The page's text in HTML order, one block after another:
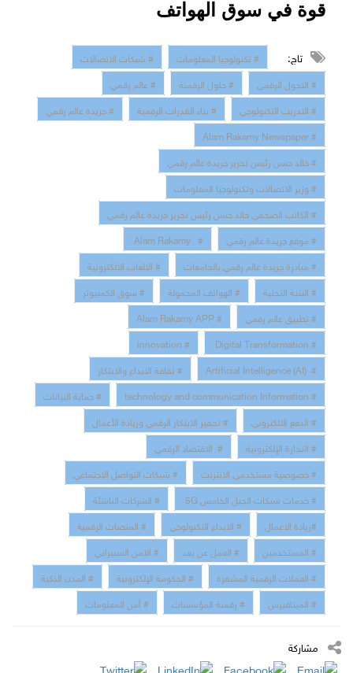
قوة في سوق الهواتف
تاج: # تكنولوجيا المعلومات
# شبكات الاتصالات
# التحول الرقمي
# حلول الرقمنة
# عالم رقمي
# التدريب التكنولوجي
# بناء القدرات الرقمية
# جريدة عالم رقمي
# Alam Rakamy Newspaper
# خالد حسن رئيس تحرير جريدة عالم رقمي
# وزير الاتصالات وتكنولوجيا المعلومات
# الكاتب الصحفي خالد حسن رئيس تحرير جريدة عالم رقمي
# موقع جريدة عالم رقمي
# Alam Rakamy
# مبادرة جريدة عالم رقمي بالجامعات
# الالعاب الالكترونية
# البنية التحتية
# الهواتف المحمولة
# سوق الكمبيوتر
# تطبيق عالم رقمي
# Alam Rakamy APP
# Digital Transformation
# innovation
# Artificial Intelligence (AI)
# ثقافة الابداع والابتكار
# technology and communication Information
# حماية البيانات
# الدفع الالكتروني
# تحفيز الابتكار الرقمي وريادة الأعمال
# التجارة الإلكترونية
# الاقتصاد الرقمي
# خصوصية مستخدمى الانترنت
# شبكات التواصل الاجتماعي
# خدمات شبكات الجيل الخامس 5G
# الشركات الناشئة
#ريادة الاعمال
# الابداع التكنولوجي
# المنصات الرقمية
# المستخدمين
# العمل عن بعد
# الامن السبيراني
# العملات الرقمية المشفرة
# الحكومة الإلكترونية
# المدن الذكية
# الميتافيرس
# رقمنة المؤسسات # أمن المعلومات
مشاركة